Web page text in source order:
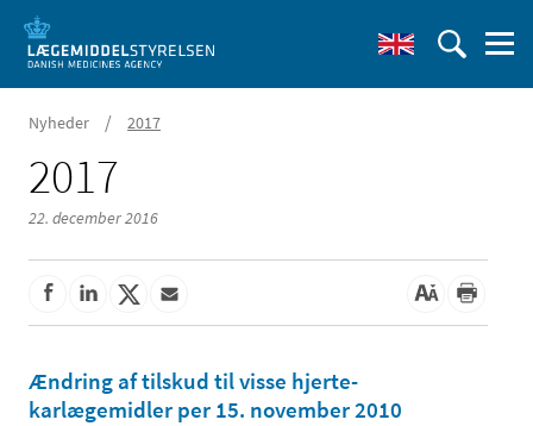
Nyheder / 2017
2017
22. december 2016
Ændring af tilskud til visse hjerte-
karlægemidler per 15. november 2010